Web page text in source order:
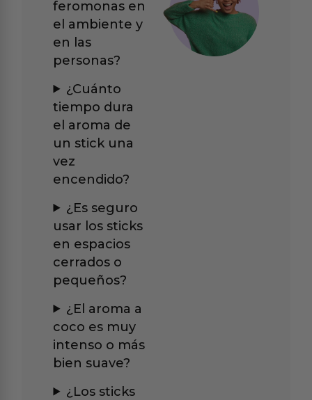
feromonas en
el ambiente y
en las
personas?
¿Cuánto
tiempo dura
el aroma de
un stick una
vez
encendido?
¿Es seguro
usar los sticks
en espacios
cerrados o
pequeños?
¿El aroma a
coco es muy
intenso o más
bien suave?
¿Los sticks